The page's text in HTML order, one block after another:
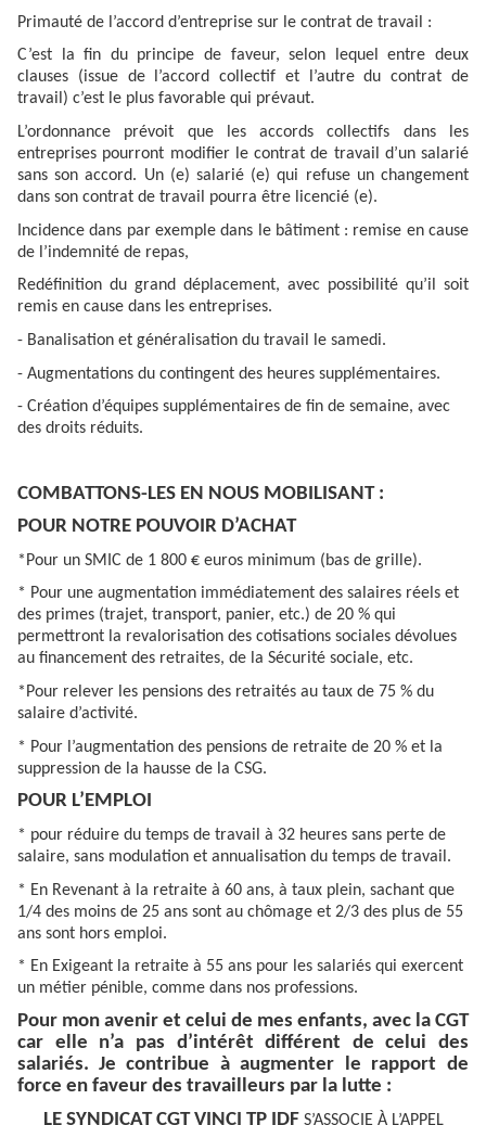
Primauté de l’accord d’entreprise sur le contrat de travail :
C’est la fin du principe de faveur, selon lequel entre deux
clauses (issue de l’accord collectif et l’autre du contrat de
travail) c’est le plus favorable qui prévaut.
L’ordonnance prévoit que les accords collectifs dans les
entreprises pourront modifier le contrat de travail d’un salarié
sans son accord. Un (e) salarié (e) qui refuse un changement
dans son contrat de travail pourra être licencié (e).
Incidence dans par exemple dans le bâtiment : remise en cause
de l’indemnité de repas,
Redéfinition du grand déplacement, avec possibilité qu’il soit
remis en cause dans les entreprises.
- Banalisation et généralisation du travail le samedi.
- Augmentations du contingent des heures supplémentaires.
- Création d’équipes supplémentaires de fin de semaine, avec
des droits réduits.
COMBATTONS-LES EN NOUS MOBILISANT :
POUR NOTRE POUVOIR D’ACHAT
*Pour un SMIC de 1 800 € euros minimum (bas de grille).
* Pour une augmentation immédiatement des salaires réels et
des primes (trajet, transport, panier, etc.) de 20 % qui
permettront la revalorisation des cotisations sociales dévolues
au financement des retraites, de la Sécurité sociale, etc.
*Pour relever les pensions des retraités au taux de 75 % du
salaire d’activité.
* Pour l’augmentation des pensions de retraite de 20 % et la
suppression de la hausse de la CSG.
POUR L’EMPLOI
* pour réduire du temps de travail à 32 heures sans perte de
salaire, sans modulation et annualisation du temps de travail.
* En Revenant à la retraite à 60 ans, à taux plein, sachant que
1/4 des moins de 25 ans sont au chômage et 2/3 des plus de 55
ans sont hors emploi.
* En Exigeant la retraite à 55 ans pour les salariés qui exercent
un métier pénible, comme dans nos professions.
Pour mon avenir et celui de mes enfants, avec la CGT
car elle n’a pas d’intérêt différent de celui des
salariés. Je contribue à augmenter le rapport de
force en faveur des travailleurs par la lutte :
LE SYNDICAT CGT VINCI TP IDF S’ASSOCIE À L’APPEL